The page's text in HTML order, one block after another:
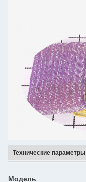
Технические параметры
Модель